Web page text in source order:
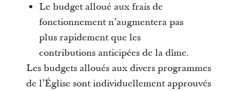
Le budget alloué aux frais de
fonctionnement n’augmentera pas
plus rapidement que les
contributions anticipées de la dîme.
Les budgets alloués aux divers programmes
de l’Église sont individuellement approuvés